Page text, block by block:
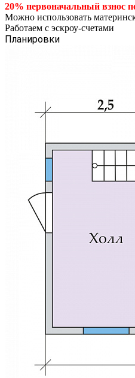
20% первоначальный взнос
Можно использовать
Работаем с эскроу-счетами
Планировки